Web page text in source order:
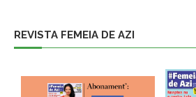
REVISTA FEMEIA DE AZI